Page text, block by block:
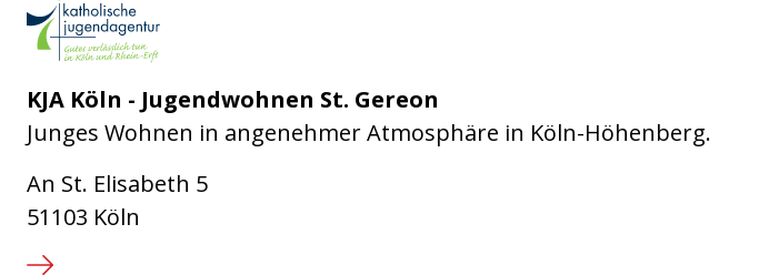
KJA Köln - Jugendwohnen St. Gereon
Junges Wohnen in angenehmer Atmosphäre in Köln-Höhenberg.
An St. Elisabeth 5
51103 Köln